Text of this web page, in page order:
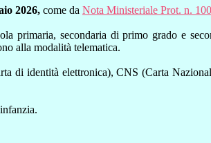
2026, come da Nota Ministeriale Prot. n.
primaria, secondaria di primo grado e
alla modalità telematica.
di identità elettronica), CNS (Carta